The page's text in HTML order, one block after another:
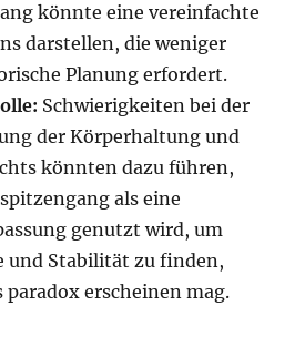
könnte eine vereinfachte
darstellen, die weniger
Planung erfordert.
Schwierigkeiten bei der
der Körperhaltung und
könnten dazu führen,
als eine
genutzt wird, um
und Stabilität zu finden,
paradox erscheinen mag.